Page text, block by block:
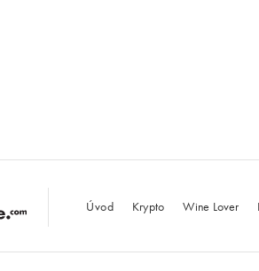
Úvod Krypto Wine Lover